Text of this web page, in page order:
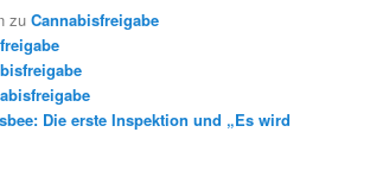
zuCannabisfreigabe
Die erste Inspektion und „Es wird